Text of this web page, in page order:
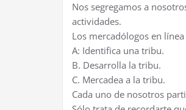
Nos segregamos a
actividades.
Los mercadólogos en
A: Identifica una tribu.
B. Desarrolla la tribu.
C. Mercadea a la tribu.
Cada uno de nosotros